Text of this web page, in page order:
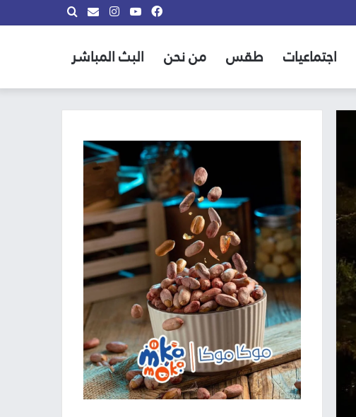
بحث
info@almadina.tvانستقراميوتيوب
فيسبوك
اجتماعيات طقس من نحن البث المباشر